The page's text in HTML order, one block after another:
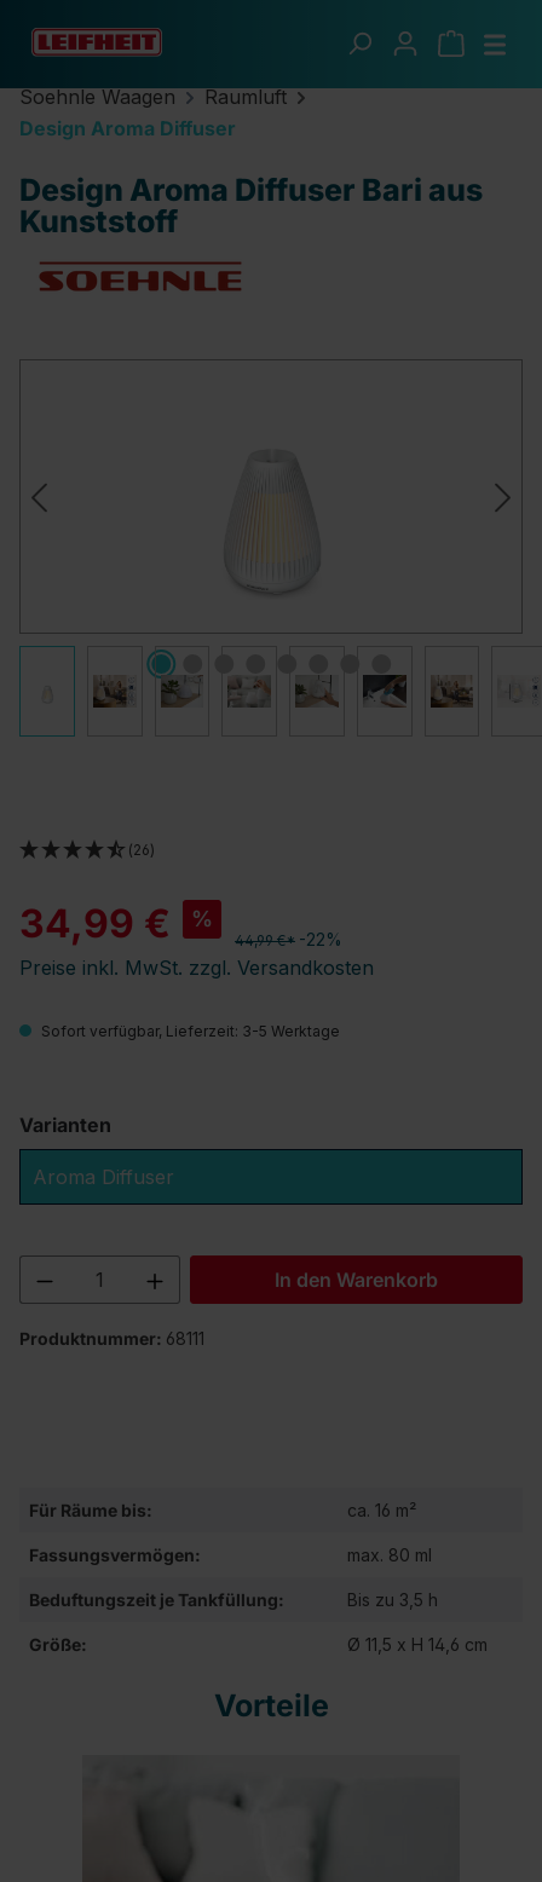
Zum Hauptinhalt springen
Soehnle Waagen
Raumluft
Design Aroma Diffuser
Design Aroma Diffuser Bari aus
Kunststoff
34,99 € %
44,99 €* -22%
Preise inkl. MwSt. zzgl. Versandkosten
(26)
Sofort verfügbar, Lieferzeit: 3-5 Werktage
Varianten
Aroma Diffuser
Produkt Anzahl: Gib den gewünschten
In den Warenkorb
Produktnummer: 68111
Für Räume bis: ca. 16 m²
Fassungsvermögen: max. 80 ml
Beduftungszeit je Tankfüllung: Bis zu 3,5 h
Größe: Ø 11,5 x H 14,6 cm
Vorteile